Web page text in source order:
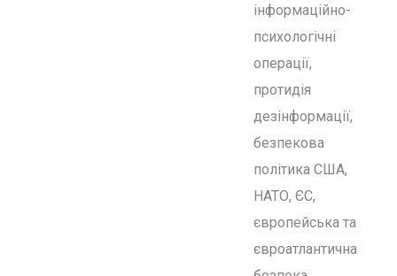
інформаційно-
психологічні
операції,
протидія
дезінформації,
безпекова
політика США,
НАТО, ЄС,
європейська та
євроатлантична